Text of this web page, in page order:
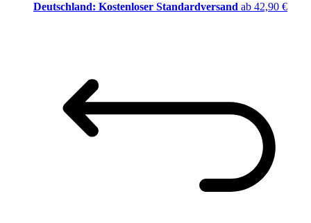
Deutschland: Kostenloser Standardversand ab 42,90 €